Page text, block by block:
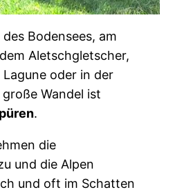
Bodensees, am
Aletschgletscher,
oder in der
Wandel ist
.
die
und die Alpen
und oft im Schatten